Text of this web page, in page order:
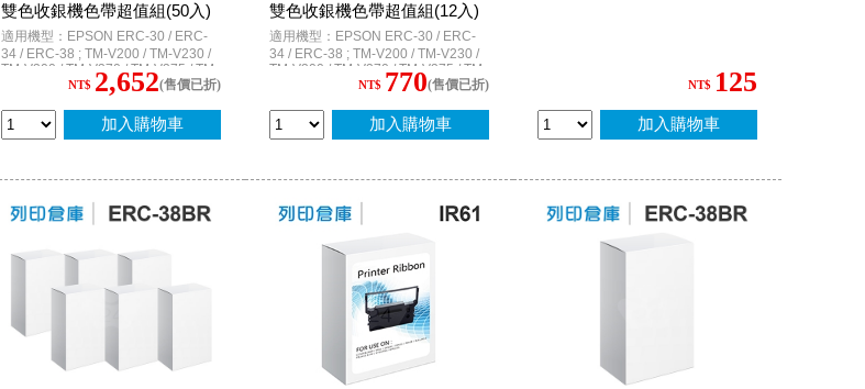
雙色收銀機色帶超值組(50入)
適用機型：EPSON ERC-30 / ERC-
34 / ERC-38 ; TM-V200 / TM-V230 /
TM-V300 / TM-V370 / TM-V375 / TM-
270 / TM-300 ; TM-U210 / TM-U220 /
TM-U220A / TM-U220D / TM-U220B
/ TM-U220PB / TM-U220PD / TM-
U270 / TM-U375 / TM-U300A / TM-
NT$ 2,652(售價已折)
加入購物車
雙色收銀機色帶超值組(12入)
適用機型：EPSON ERC-30 / ERC-
34 / ERC-38 ; TM-V200 / TM-V230 /
TM-V300 / TM-V370 / TM-V375 / TM-
270 / TM-300 ; TM-U210 / TM-U220 /
/ TM-U220PB / TM-U220PD / TM-
U270 / TM-U375 / TM-U300A / TM-
NT$ 770(售價已折)
加入購物車
NT$ 125
加入購物車